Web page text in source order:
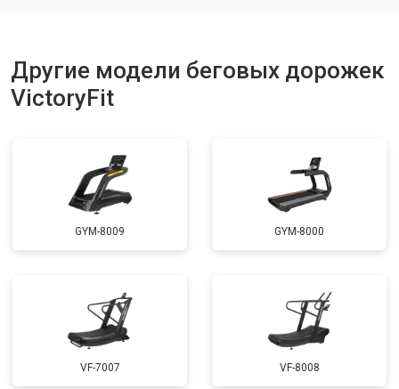
Другие модели беговых дорожек
VictoryFit
GYM-8009 GYM-8000
VF-7007 VF-8008